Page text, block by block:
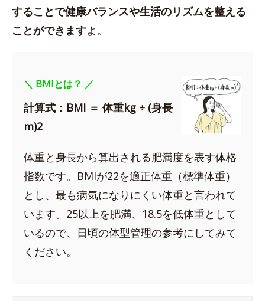
することで健康バランスや生活のリズムを整える
ことができますよ。
＼ BMIとは？ ／
計算式：BMI ＝ 体重kg ÷ (身長
m)2
体重と身長から算出される肥満度を表す体格
指数です。BMIが22を適正体重（標準体重）
とし、最も病気になりにくい体重と言われて
います。25以上を肥満、18.5を低体重として
いるので、日頃の体型管理の参考にしてみて
ください。